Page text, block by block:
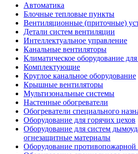
Автоматика
Блочные тепловые пункты
Вентиляционные (приточные)
Детали систем вентиляции
Интеллектуальное управление
Канальные вентиляторы
Климатическое оборудование
Комплектующие
Круглое канальное оборудование
Крышные вентиляторы
Мультизональные системы
Настенные обогреватели
Обогреватели специального
Оборудование для горячих цехов
Оборудование для систем
огнезащитные материалы
Оборудование противопожарной